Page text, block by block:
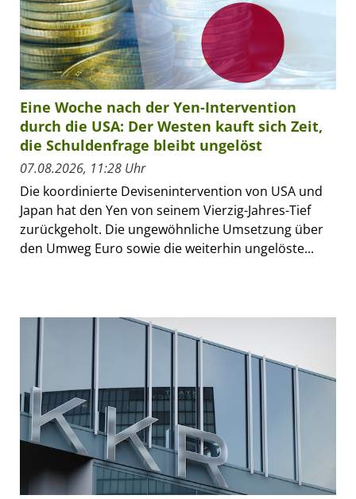
Eine Woche nach der Yen-Intervention
durch die USA: Der Westen kauft sich Zeit,
die Schuldenfrage bleibt ungelöst
07.08.2026, 11:28 Uhr
Die koordinierte Devisenintervention von USA und
Japan hat den Yen von seinem Vierzig-Jahres-Tief
zurückgeholt. Die ungewöhnliche Umsetzung über
den Umweg Euro sowie die weiterhin ungelöste...